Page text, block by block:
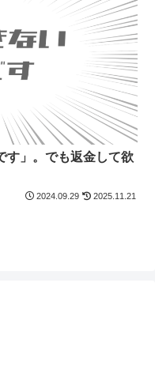
す」。でも返金して欲
2024.09.29 2025.11.21